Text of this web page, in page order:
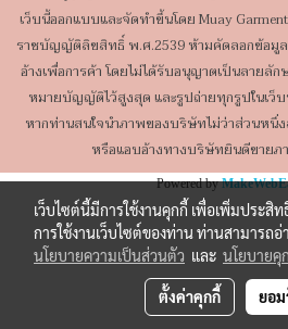
เว็บนี้ออกแบบและจัดทำขึ้นโดย Muay
ราชบัญญัติลิขสิทธิ์ พ.ศ.2539 ห้ามคัดลอกข้อมู
อ้างเพื่อการค้า โดยไม่ได้รับอนุญาตเป็นลายลั
หมายบัญญัติไว้สูงสุด และรูปถ่ายทุกรูปในเว็
หากท่านสนใจนำภาพของบริษัทไม่ว่าส่วนหนึ่ง
หรือแอบอ้างทางบริษัทยินดีขายภ
Powered by
เว็บไซต์นี้มีการใช้งานคุกกี้ เพื่อเพิ่มประ
การใช้งานเว็บไซต์ของท่าน ท่านสามารถ
นโยบายความเป็นส่วนตัว และ นโยบายคุ
ตั้งค่าคุกกี้ ยอ